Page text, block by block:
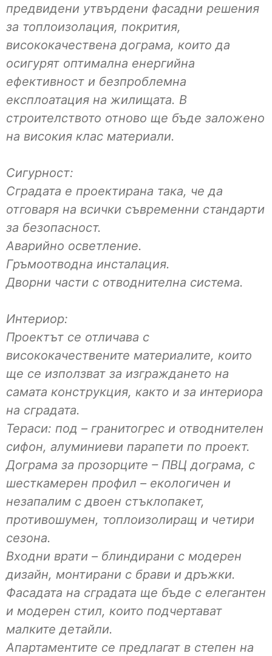
предвидени утвърдени фасадни решения
за топлоизолация, покрития,
висококачествена дограма, които да
осигурят оптимална енергийна
ефективност и безпроблемна
експлоатация на жилищата. В
строителството отново ще бъде заложено
на високия клас материали.
Сигурност:
Сградата е проектирана така, че да
отговаря на всички съвременни стандарти
за безопасност.
Аварийно осветление.
Гръмоотводна инсталация.
Дворни части с отводнителна система.
Интериор:
Проектът се отличава с
висококачествените материалите, които
ще се използват за изграждането на
самата конструкция, както и за интериора
на сградата.
Тераси: под – гранитогрес и отводнителен
сифон, алуминиеви парапети по проект.
Дограма за прозорците – ПВЦ дограма, с
шесткамерен профил – екологичен и
незапалим с двоен стъклопакет,
противошумен, топлоизолиращ и четири
сезона.
Входни врати – блиндирани с модерен
дизайн, монтирани с брави и дръжки.
Фасадата на сградата ще бъде с елегантен
и модерен стил, които подчертават
малките детайли.
Апартаментите се предлагат в степен на